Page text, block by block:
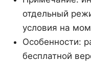
отдельный
условия на
Особенности:
бесплатной